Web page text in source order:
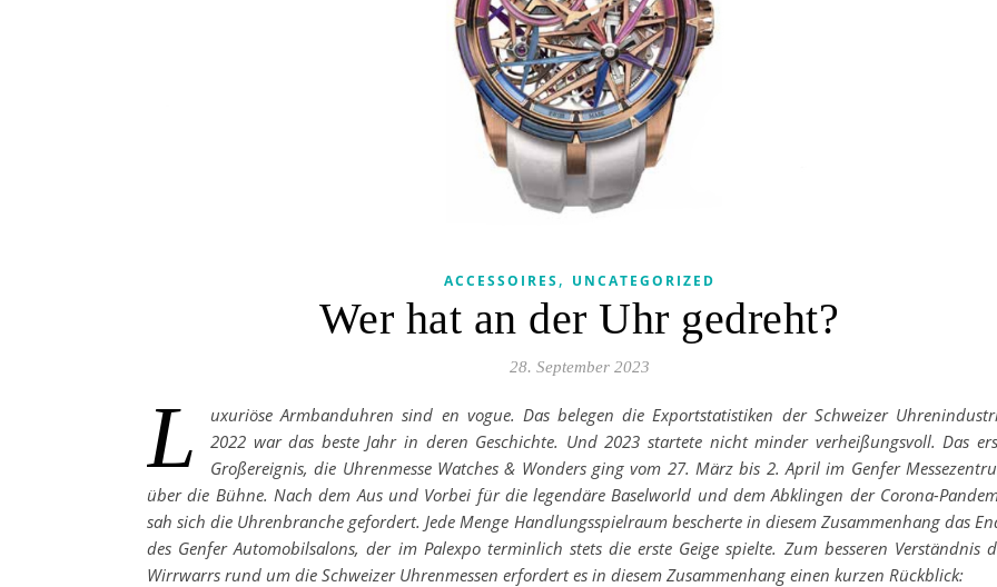
ACCESSOIRES, UNCATEGORIZED
Wer hat an der Uhr gedreht?
28. September 2023
L
uxuriöse Armbanduhren sind en vogue. Das belegen die Exportstatistiken der Schweizer
2022 war das beste Jahr in deren Geschichte. Und 2023 startete nicht minder verheißungsvoll. Das
Großereignis, die Uhrenmesse Watches & Wonders ging vom 27. März bis 2. April im Genfer
über die Bühne. Nach dem Aus und Vorbei für die legendäre Baselworld und dem Abklingen der Corona-
sah sich die Uhrenbranche gefordert. Jede Menge Handlungsspielraum bescherte in diesem Zusammenhang das
des Genfer Automobilsalons, der im Palexpo terminlich stets die erste Geige spielte. Zum besseren Verständnis
Wirrwarrs rund um die Schweizer Uhrenmessen erfordert es in diesem Zusammenhang einen kurzen Rückblick: